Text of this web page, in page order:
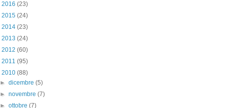
2016 (23)
2015 (24)
2014 (23)
2013 (24)
2012 (60)
2011 (95)
2010 (88)
►dicembre(5)
►novembre(7)
►ottobre(7)